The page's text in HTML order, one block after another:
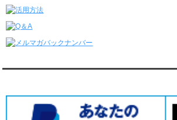
レンタル彼氏と161回の通常デートがありました。
レンタル彼氏と3回のオンラインデートがありまし
6/1～6/7
レンタル彼氏と165回の通常デートがありました。
レンタル彼氏と153回の通常デートがありました